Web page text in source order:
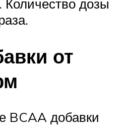
Количество дозы
от
BCAA добавки